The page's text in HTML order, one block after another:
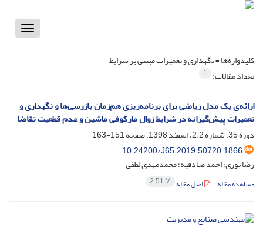
Toggle
کلیدواژه‌ها =نگهداری و تعمیرات مبتنی‌ بر شرایط
تعداد مقالات: 1
ارائه‌ی یک مدل ریاضی برای برنامه‌ریزی هم‌زمان بازرسی‌ها و نگهداری و
تعمیرات پیش‌گیرانه در شرایط زوال مارکوفی ماشین و عدم قطعیت تقاضا
دوره 35، شماره 2.2، اسفند 1398، صفحه
151-163
10.24200/J65.2019.50720.1866
رضا نوری؛ احمد صادقیه؛ محمدمهدی لطفی
مشاهده مقاله اصل مقاله 2.51 M